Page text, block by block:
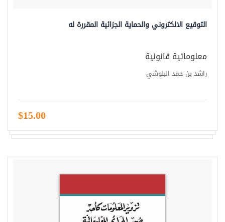
التوقيع الالكتروني والحماية الجزائية المقررة له
معلوماتية قانونية
راشد بن حمد البلوشي
$15.00